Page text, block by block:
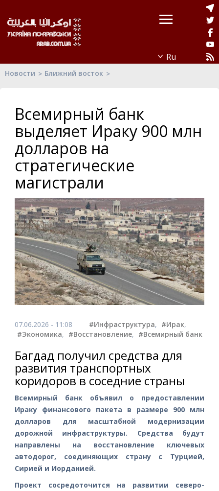
Новости Ближний восток
Всемирный банк
выделяет Ираку 900 млн
долларов на
стратегические
магистрали
07.06.2026 - 11:08 #Инфраструктура, #Ирак,
#Экономика, #Восстановление, #Всемирный банк
Багдад получил средства для
развития транспортных
коридоров в соседние страны
Всемирный банк объявил о предоставлении
Ираку финансового пакета в размере 900 млн
долларов для масштабной модернизации
дорожной инфраструктуры. Средства будут
направлены на восстановление ключевых
автодорог, соединяющих страну с Турцией,
Сирией и Иорданией.
Проект сосредоточится на развитии северо-